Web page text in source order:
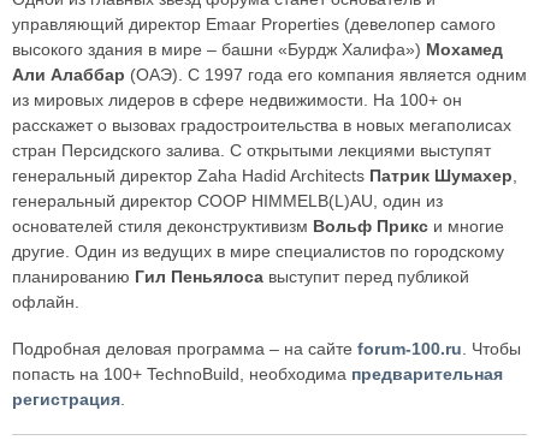
управляющий директор Emaar Properties (девелопер самого
высокого здания в мире – башни «Бурдж Халифа») Мохамед
Али Алаббар (ОАЭ). С 1997 года его компания является одним
из мировых лидеров в сфере недвижимости. На 100+ он
расскажет о вызовах градостроительства в новых мегаполисах
стран Персидского залива. С открытыми лекциями выступят
генеральный директор Zaha Hadid Architects Патрик Шумахер,
генеральный директор COOP HIMMELB(L)AU, один из
основателей стиля деконструктивизм Вольф Прикс и многие
другие. Один из ведущих в мире специалистов по городскому
планированию Гил Пеньялоса выступит перед публикой
офлайн.
Подробная деловая программа – на сайте forum-100.ru. Чтобы
попасть на 100+ TechnoBuild, необходима предварительная
регистрация.